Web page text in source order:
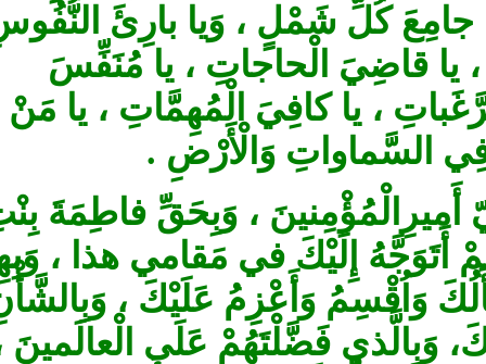
كُلِّ شَمْلٍ ، وَيا بارِئَ النُّفُوسِ
قاضِيَ الْحاجاتِ ، يا مُنَفِّسَ
، يا كافِيَ ‏الْمُهِمَّاتِ ، يا مَنْ
وَالْأَرْضِ .
، وَبِحَقِّ فاطِمَةَ بِنْتِ
إِلَيْكَ في مَقامي هذا ، وَبِهِمْ‏
وَاُقْسِمُ وَأَعْزِمُ ‏عَلَيْكَ ، وَبِالشَّأْنِ
فَضَّلْتَهُمْ عَلَى الْعالَمينَ ،